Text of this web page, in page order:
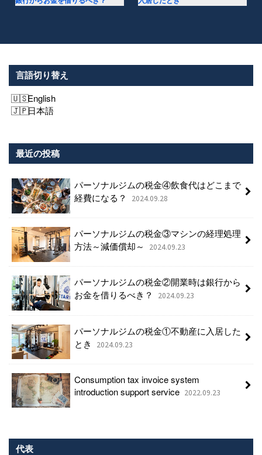
言語切り替え
English
日本語
最近の投稿
パーソナルジムの税金④飲食代はどこまで
経費になる？
2024.09.28
パーソナルジムの税金③マシンの経理処理
方法～減価償却～
2024.09.23
パーソナルジムの税金②開業時は銀行から
お金を借りるべき？
2024.09.23
パーソナルジムの税金①不動産に入居した
とき
2024.09.23
Consumption tax invoice system
introduction support service 2022.09.23
代表